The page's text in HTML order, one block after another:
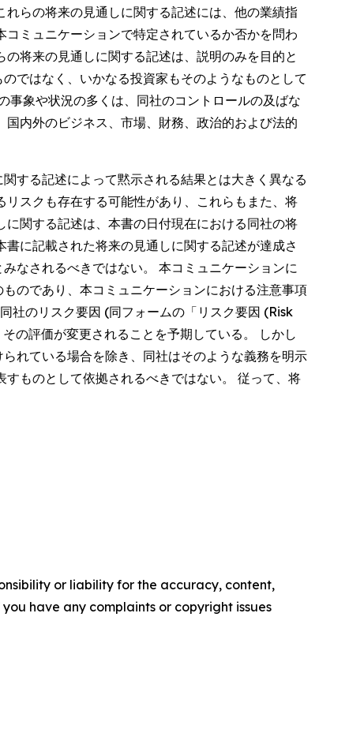
らの将来の見通しに関する記述には、他の業績指
ミュニケーションで特定されているか否かを問わ
将来の見通しに関する記述は、説明のみを目的と
ではなく、いかなる投資家もそのようなものとして
事象や状況の多くは、同社のコントロールの及ばな
内外のビジネス、市場、財務、政治的および法的
する記述によって黙示される結果とは大きく異なる
スクも存在する可能性があり、これらもまた、将
関する記述は、本書の日付現在における同社の将
に記載された将来の見通しに関する記述が達成さ
なされるべきではない。 本コミュニケーションに
のであり、本コミュニケーションにおける注意事項
社のリスク要因 (同フォームの「リスク要因 (Risk
の評価が変更されることを予期している。 しかし
れている場合を除き、同社はそのような義務を明示
ものとして依拠されるべきではない。 従って、将
or liability for the accuracy, content,
have any complaints or copyright issues